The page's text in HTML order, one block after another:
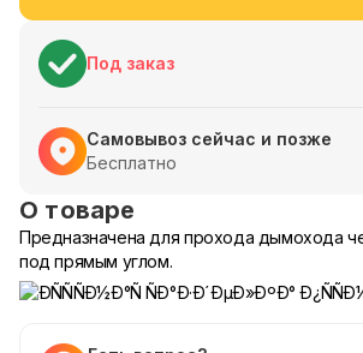
Под заказ
Самовывоз сейчас и позже
Бесплатно
О товаре
Предназначена для прохода дымохода
под прямым углом.